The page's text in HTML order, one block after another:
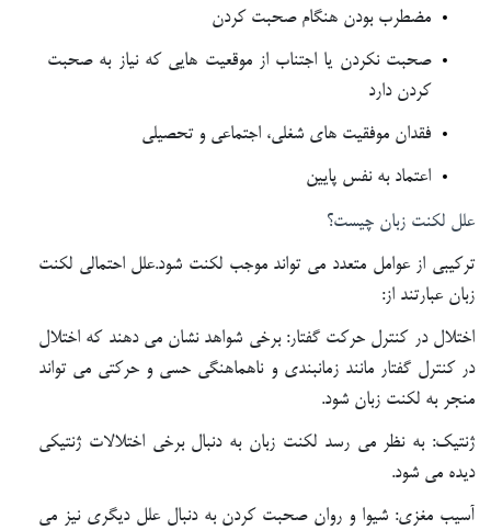
مضطرب بودن هنگام صحبت کردن
صحبت نکردن یا اجتناب از موقعیت هایی که نیاز به صحبت
کردن دارد
فقدان موفقیت های شغلی، اجتماعی و تحصیلی
اعتماد به نفس پایین
علل لکنت زبان چیست؟
ترکیبی از عوامل متعدد می تواند موجب لکنت شود.علل احتمالی لکنت
زبان عبارتند از:
اختلال در کنترل حرکت گفتار: برخی شواهد نشان می دهند که اختلال
در کنترل گفتار مانند زمانبندی و ناهماهنگی حسی و حرکتی می تواند
منجر به لکنت زبان شود.
ژنتیک: به نظر می رسد لکنت زبان به دنبال برخی اختلالات ژنتیکی
دیده می شود.
آسیب مغزی: شیوا و روان صحبت کردن به دنبال علل دیگری نیز می